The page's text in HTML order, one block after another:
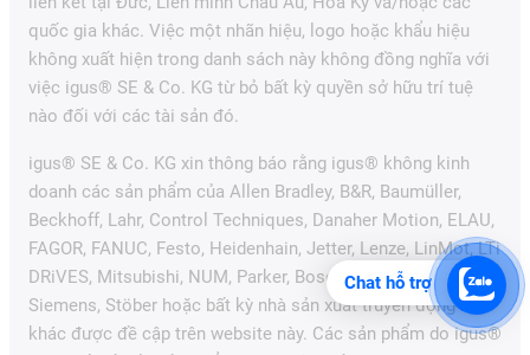
quốc gia khác. Việc một nhãn hiệu, logo hoặc khẩu hiệu
không xuất hiện trong danh sách này không đồng nghĩa với
việc igus® SE & Co. KG từ bỏ bất kỳ quyền sở hữu trí tuệ
nào đối với các tài sản đó.
igus® SE & Co. KG xin thông báo rằng igus® không kinh
doanh các sản phẩm của Allen Bradley, B&R, Baumüller,
Beckhoff, Lahr, Control Techniques, Danaher Motion, ELAU,
FAGOR, FANUC, Festo, Heidenhain, Jetter, Lenze, LinMot, LTi
DRiVES, Mitsubishi, NUM, Parker, Bosch Rexroth, SEW,
Siemens, Stöber hoặc bất kỳ nhà sản xuất truyền động nào
khác được đề cập trên website này. Các sản phẩm do igus®
Chat hỗ trợ